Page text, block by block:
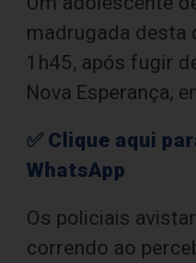
madrugada desta
1h45, após fugir
Nova Esperança,
✅ Clique aqui
WhatsApp
Os policiais
correndo ao